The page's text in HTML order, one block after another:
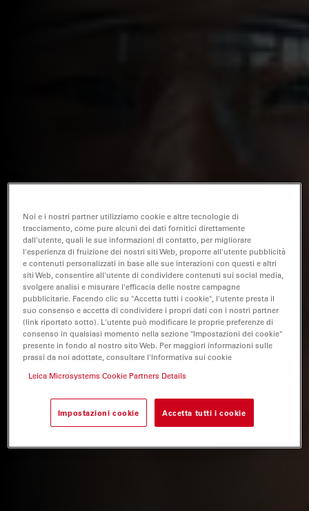
Noi e i nostri partner utilizziamo cookie e altre tecnologie di
tracciamento, come pure alcuni dei dati fornitici direttamente
dall'utente, quali le sue informazioni di contatto, per migliorare
l'esperienza di fruizione dei nostri siti Web, proporre all'utente pubblicità
e contenuti personalizzati in base alle sue interazioni con questi e altri
siti Web, consentire all'utente di condividere contenuti sui social media,
svolgere analisi e misurare l'efficacia delle nostre campagne
pubblicitarie. Facendo clic su "Accetta tutti i cookie", l'utente presta il
suo consenso e accetta di condividere i propri dati con i nostri partner
(link riportato sotto). L'utente può modificare le proprie preferenze di
consenso in qualsiasi momento nella sezione "Impostazioni dei cookie"
presente in fondo al nostro sito Web. Per maggiori informazioni sulle
prassi da noi adottate, consultare l'Informativa sui cookie
Leica Microsystems Cookie Partners Details
Impostazioni cookie Accetta tutti i cookie